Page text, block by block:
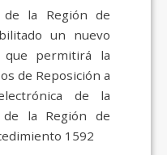
de la Región de
un nuevo
que permitirá la
de Reposición a
de la
de la Región de
1592